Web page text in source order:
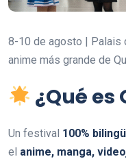
8-10 de agosto | Palais
anime más grande de
¿Qué
Un festival 100%
el anime, manga,